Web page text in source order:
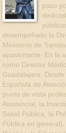
paso
desempeñado la
Ministerio de
apasionante. En la
como Director
Guadalajara.
Española de
punto de vista
Asistencial, la
Salud Pública, la
Pública en